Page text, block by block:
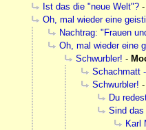
Ist das die "neue Welt"? -
Oh, mal wieder eine
Nachtrag: "Frauen
Oh, mal wieder eine
Schwurbler! -
Schachmatt
Schwurbler! -
Du
Sind
Karl